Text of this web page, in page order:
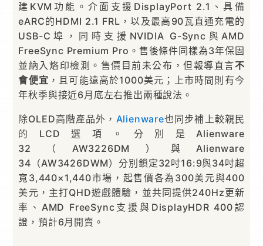
建KVM功能。介面支援DisplayPort 2.1、具備
eARC的HDMI 2.1 FRL，以及最高90瓦直通充電的
USB-C埠，同時支援NVIDIA G-Sync與AMD
FreeSync Premium Pro。售後條件同樣為3年保固
並納入烙印檢測。售價目前未公布，但報導直言不
會便宜 ，且可能遠高於1000美元；上市時間則有今
年秋季與接近6月底左右推出兩種說法。
除OLED高階產品外， Alienware也同步補上較親民
的LCD選項。分別是Alienware
32（AW3226DM）與Alienware
34（AW3426DWM）分別鎖定32吋16:9與34吋超
寬3,440×1,440市場，起售價各為300美元與400
美元，主打QHD遊戲體驗，並共同提供240Hz更新
率、AMD FreeSync支援與DisplayHDR 400認
證，預計6月開賣。